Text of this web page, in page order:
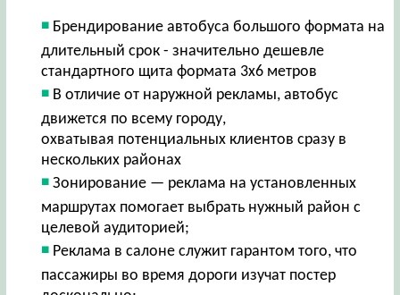
Брендирование автобуса большого формата на
длительный срок - значительно дешевле
стандартного щита формата 3х6 метров
В отличие от наружной рекламы, автобус
движется по всему городу,
охватывая потенциальных клиентов сразу в
нескольких районах
Зонирование — реклама на установленных
маршрутах помогает выбрать нужный район с
целевой аудиторией;
Реклама в салоне служит гарантом того, что
пассажиры во время дороги изучат постер